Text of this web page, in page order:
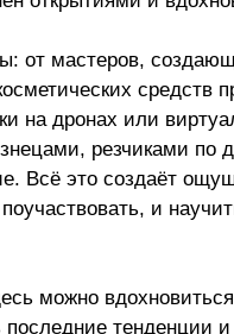
от мастеров,
средств
на дронах или
резчиками по
Всё это создаёт
и
можно
тенденции